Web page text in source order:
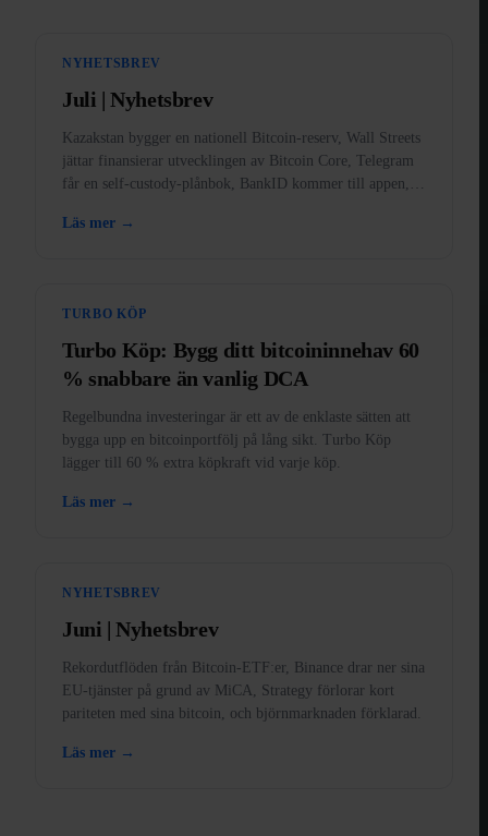
NYHETSBREV
Juli | Nyhetsbrev
Kazakstan bygger en nationell Bitcoin-reserv, Wall Streets
jättar finansierar utvecklingen av Bitcoin Core, Telegram
får en self-custody-plånbok, BankID kommer till appen,
Läs mer →
TURBO KÖP
Turbo Köp: Bygg ditt bitcoininnehav 60
% snabbare än vanlig DCA
Regelbundna investeringar är ett av de enklaste sätten att
bygga upp en bitcoinportfölj på lång sikt. Turbo Köp
lägger till 60 % extra köpkraft vid varje köp.
Läs mer →
NYHETSBREV
Juni | Nyhetsbrev
Rekordutflöden från Bitcoin-ETF:er, Binance drar ner sina
EU-tjänster på grund av MiCA, Strategy förlorar kort
pariteten med sina bitcoin, och björnmarknaden förklarad.
Läs mer →